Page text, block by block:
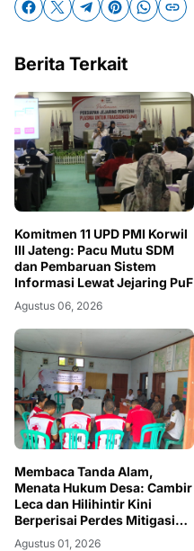
Berita Terkait
Komitmen 11 UPD PMI Korwil
III Jateng: Pacu Mutu SDM
dan Pembaruan Sistem
Informasi Lewat Jejaring PuF
Agustus 06, 2026
Membaca Tanda Alam,
Menata Hukum Desa: Cambir
Leca dan Hilihintir Kini
Berperisai Perdes Mitigasi
Bencana
Agustus 01, 2026